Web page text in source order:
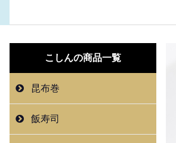
こしんの商品一覧
昆布巻
飯寿司